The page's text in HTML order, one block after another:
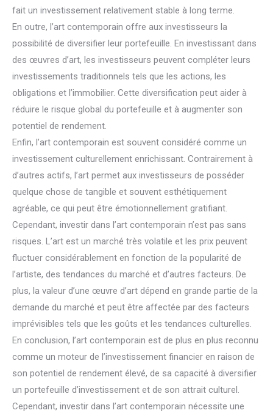
fait un investissement relativement stable à long terme.
En outre, l’art contemporain offre aux investisseurs la
possibilité de diversifier leur portefeuille. En investissant dans
des œuvres d’art, les investisseurs peuvent compléter leurs
investissements traditionnels tels que les actions, les
obligations et l’immobilier. Cette diversification peut aider à
réduire le risque global du portefeuille et à augmenter son
potentiel de rendement.
Enfin, l’art contemporain est souvent considéré comme un
investissement culturellement enrichissant. Contrairement à
d’autres actifs, l’art permet aux investisseurs de posséder
quelque chose de tangible et souvent esthétiquement
agréable, ce qui peut être émotionnellement gratifiant.
Cependant, investir dans l’art contemporain n’est pas sans
risques. L’art est un marché très volatile et les prix peuvent
fluctuer considérablement en fonction de la popularité de
l’artiste, des tendances du marché et d’autres facteurs. De
plus, la valeur d’une œuvre d’art dépend en grande partie de la
demande du marché et peut être affectée par des facteurs
imprévisibles tels que les goûts et les tendances culturelles.
En conclusion, l’art contemporain est de plus en plus reconnu
comme un moteur de l’investissement financier en raison de
son potentiel de rendement élevé, de sa capacité à diversifier
un portefeuille d’investissement et de son attrait culturel.
Cependant, investir dans l’art contemporain nécessite une